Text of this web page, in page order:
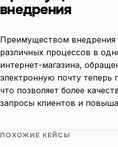
внедрения
Преимуществом внедрения
различных процессов в
интернет-магазина,
электронную почту теперь
что позволяет более
запросы клиентов и
ПОХОЖИЕ КЕЙСЫ